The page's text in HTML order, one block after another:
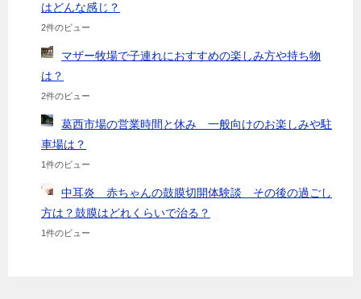
はどんな感じ？
2件のビュー
マザー牧場で子連れにおすすめの楽しみ方や持ち物
は？
2件のビュー
葛西市場の営業時間と休み 一般向けのお楽しみや駐
車場は？
1件のビュー
中耳炎 赤ちゃんの鼓膜切開体験談 その後の過ごし
方は？鼓膜はどれくらいで治る？
1件のビュー